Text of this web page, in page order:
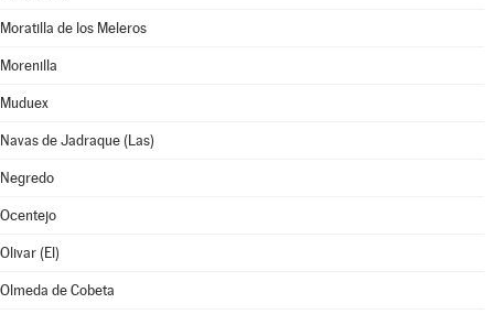
Moratilla de los Meleros
Morenilla
Muduex
Navas de Jadraque (Las)
Negredo
Ocentejo
Olivar (El)
Olmeda de Cobeta